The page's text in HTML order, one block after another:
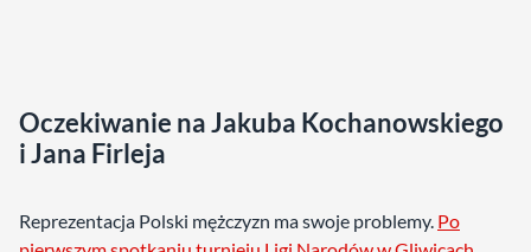
Oczekiwanie na Jakuba Kochanowskiego
i Jana Firleja
Reprezentacja Polski mężczyzn ma swoje problemy. Po